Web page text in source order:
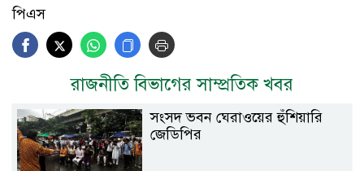
পিএস
রাজনীতি বিভাগের সাম্প্রতিক খবর
সংসদ ভবন ঘেরাওয়ের হুঁশিয়ারি
জেডিপির